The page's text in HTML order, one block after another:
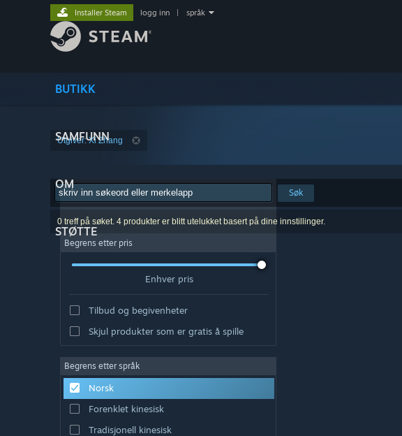
BUTIKK
SAMFUNN
OM
STØTTE
Installer Steam logg inn språk
Utgiver: Xi Zhang
Søk
0 treff på søket. 4 produkter er blitt utelukket basert på dine innstillinger.
Begrens etter pris
Enhver pris
Tilbud og begivenheter
Skjul produkter som er gratis å spille
Begrens etter språk
Norsk
Forenklet kinesisk
Tradisjonell kinesisk